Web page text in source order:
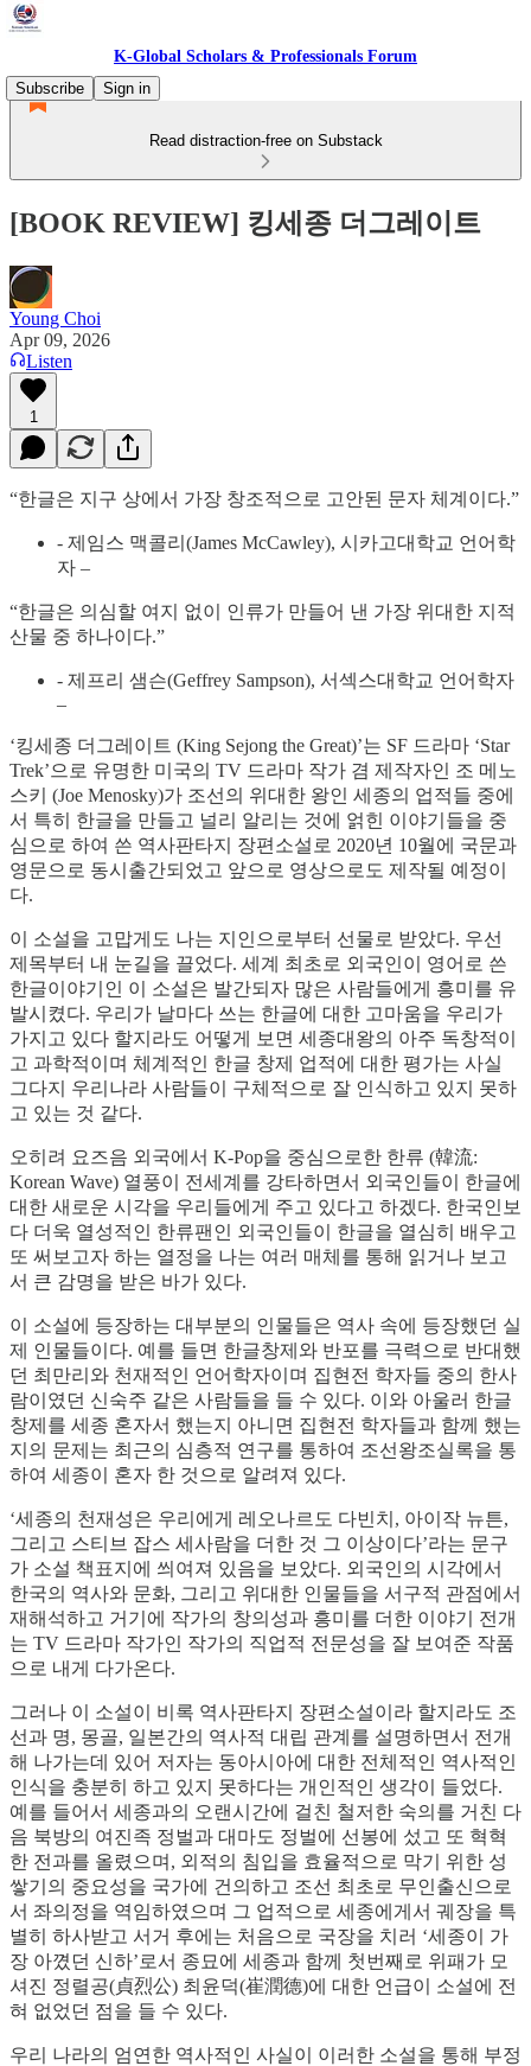
K-Global Scholars & Professionals Forum
Subscribe
Sign in
Read distraction-free on Substack
[BOOK REVIEW] 킹세종 더그레이트
Young Choi
Apr 09, 2026
Listen
1
“한글은 지구 상에서 가장 창조적으로 고안된 문자 체계이다.”
- 제임스 맥콜리(James McCawley), 시카고대학교 언어학
자 –
“한글은 의심할 여지 없이 인류가 만들어 낸 가장 위대한 지적
산물 중 하나이다.”
- 제프리 샘슨(Geffrey Sampson), 서섹스대학교 언어학자
–
‘킹세종 더그레이트 (King Sejong the Great)’는 SF 드라마 ‘Star
Trek’으로 유명한 미국의 TV 드라마 작가 겸 제작자인 조 메노
스키 (Joe Menosky)가 조선의 위대한 왕인 세종의 업적들 중에
서 특히 한글을 만들고 널리 알리는 것에 얽힌 이야기들을 중
심으로 하여 쓴 역사판타지 장편소설로 2020년 10월에 국문과
영문으로 동시출간되었고 앞으로 영상으로도 제작될 예정이
다.
이 소설을 고맙게도 나는 지인으로부터 선물로 받았다. 우선
제목부터 내 눈길을 끌었다. 세계 최초로 외국인이 영어로 쓴
한글이야기인 이 소설은 발간되자 많은 사람들에게 흥미를 유
발시켰다. 우리가 날마다 쓰는 한글에 대한 고마움을 우리가
가지고 있다 할지라도 어떻게 보면 세종대왕의 아주 독창적이
고 과학적이며 체계적인 한글 창제 업적에 대한 평가는 사실
그다지 우리나라 사람들이 구체적으로 잘 인식하고 있지 못하
고 있는 것 같다.
오히려 요즈음 외국에서 K-Pop을 중심으로한 한류 (韓流:
Korean Wave) 열풍이 전세계를 강타하면서 외국인들이 한글에
대한 새로운 시각을 우리들에게 주고 있다고 하겠다. 한국인보
다 더욱 열성적인 한류팬인 외국인들이 한글을 열심히 배우고
또 써보고자 하는 열정을 나는 여러 매체를 통해 읽거나 보고
서 큰 감명을 받은 바가 있다.
이 소설에 등장하는 대부분의 인물들은 역사 속에 등장했던 실
제 인물들이다. 예를 들면 한글창제와 반포를 극력으로 반대했
던 최만리와 천재적인 언어학자이며 집현전 학자들 중의 한사
람이였던 신숙주 같은 사람들을 들 수 있다. 이와 아울러 한글
창제를 세종 혼자서 했는지 아니면 집현전 학자들과 함께 했는
지의 문제는 최근의 심층적 연구를 통하여 조선왕조실록을 통
하여 세종이 혼자 한 것으로 알려져 있다.
‘세종의 천재성은 우리에게 레오나르도 다빈치, 아이작 뉴튼,
그리고 스티브 잡스 세사람을 더한 것 그 이상이다’라는 문구
가 소설 책표지에 씌여져 있음을 보았다. 외국인의 시각에서
한국의 역사와 문화, 그리고 위대한 인물들을 서구적 관점에서
재해석하고 거기에 작가의 창의성과 흥미를 더한 이야기 전개
는 TV 드라마 작가인 작가의 직업적 전문성을 잘 보여준 작품
으로 내게 다가온다.
그러나 이 소설이 비록 역사판타지 장편소설이라 할지라도 조
선과 명, 몽골, 일본간의 역사적 대립 관계를 설명하면서 전개
해 나가는데 있어 저자는 동아시아에 대한 전체적인 역사적인
인식을 충분히 하고 있지 못하다는 개인적인 생각이 들었다.
예를 들어서 세종과의 오랜시간에 걸친 철저한 숙의를 거친 다
음 북방의 여진족 정벌과 대마도 정벌에 선봉에 섰고 또 혁혁
한 전과를 올렸으며, 외적의 침입을 효율적으로 막기 위한 성
쌓기의 중요성을 국가에 건의하고 조선 최초로 무인출신으로
서 좌의정을 역임하였으며 그 업적으로 세종에게서 궤장을 특
별히 하사받고 서거 후에는 처음으로 국장을 치러 ‘세종이 가
장 아꼈던 신하’로서 종묘에 세종과 함께 첫번째로 위패가 모
셔진 정렬공(貞烈公) 최윤덕(崔潤德)에 대한 언급이 소설에 전
혀 없었던 점을 들 수 있다.
우리 나라의 엄연한 역사적인 사실이 이러한 소설을 통해 부정